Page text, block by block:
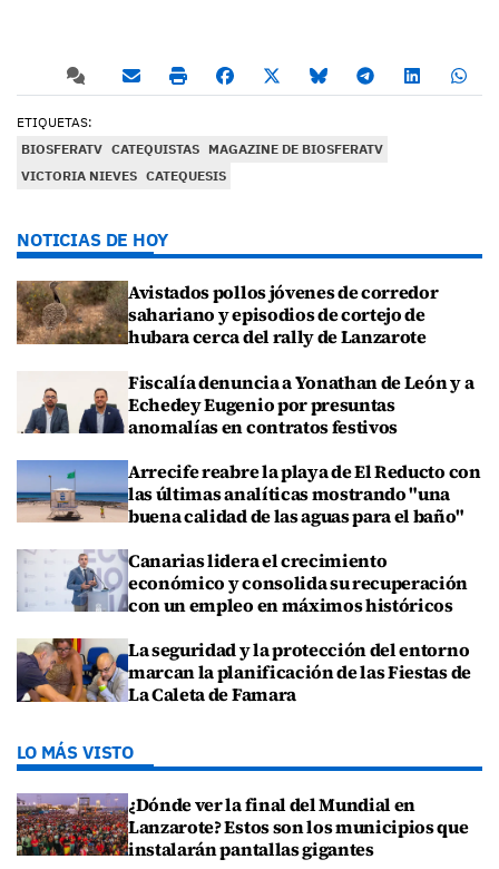
ETIQUETAS:
BIOSFERATV CATEQUISTAS MAGAZINE DE BIOSFERATV
VICTORIA NIEVES CATEQUESIS
NOTICIAS DE HOY
Avistados pollos jóvenes de corredor
sahariano y episodios de cortejo de
hubara cerca del rally de Lanzarote
Fiscalía denuncia a Yonathan de León y a
Echedey Eugenio por presuntas
anomalías en contratos festivos
Arrecife reabre la playa de El Reducto con
las últimas analíticas mostrando "una
buena calidad de las aguas para el baño"
Canarias lidera el crecimiento
económico y consolida su recuperación
con un empleo en máximos históricos
La seguridad y la protección del entorno
marcan la planificación de las Fiestas de
La Caleta de Famara
LO MÁS VISTO
¿Dónde ver la final del Mundial en
Lanzarote? Estos son los municipios que
instalarán pantallas gigantes